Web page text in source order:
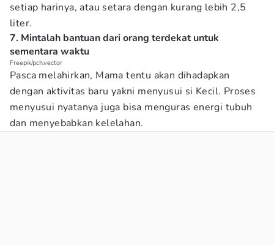
setiap harinya, atau setara dengan kurang lebih 2,5
liter.
7. Mintalah bantuan dari orang terdekat untuk
sementara waktu
Freepik/pch.vector
Pasca melahirkan, Mama tentu akan dihadapkan
dengan aktivitas baru yakni menyusui si Kecil. Proses
menyusui nyatanya juga bisa menguras energi tubuh
dan menyebabkan kelelahan.